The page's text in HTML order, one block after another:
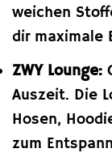
weichen
dir maximale
ZWY Lounge:
Auszeit. Die
Hosen,
zum